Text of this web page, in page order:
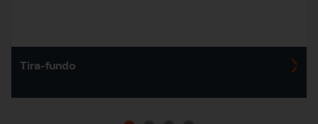
Tira-fundo